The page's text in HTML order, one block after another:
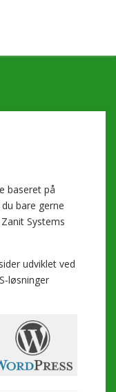
baseret på
bare gerne
Systems
udviklet ved
løsninger